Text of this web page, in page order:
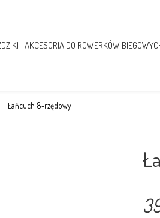
AKCESORIA DO ROWERKÓW
Łańcuch 8-rzędowy